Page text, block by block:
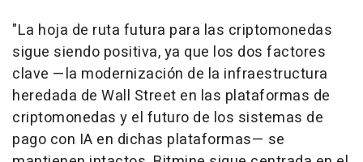
"La hoja de ruta futura para las criptomonedas
sigue siendo positiva, ya que los dos factores
clave —la modernización de la infraestructura
heredada de Wall Street en las plataformas de
criptomonedas y el futuro de los sistemas de
pago con IA en dichas plataformas— se